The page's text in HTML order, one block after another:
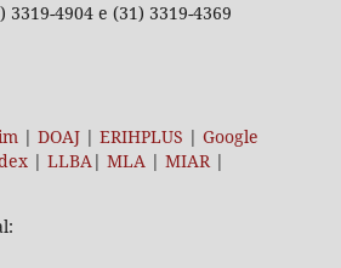
4904 e (31) 3319-4369
| DOAJ| ERIHPLUS | Google
| LLBA| MLA| MIAR|